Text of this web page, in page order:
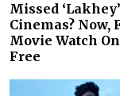
Missed
Cinemas? Now,
Movie Watch
Free